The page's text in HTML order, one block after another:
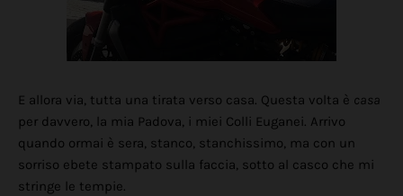
E allora via, tutta una tirata verso casa. Questa volta è casa
per davvero, la mia Padova, i miei Colli Euganei. Arrivo
quando ormai è sera, stanco, stanchissimo, ma con un
sorriso ebete stampato sulla faccia, sotto al casco che mi
stringe le tempie.